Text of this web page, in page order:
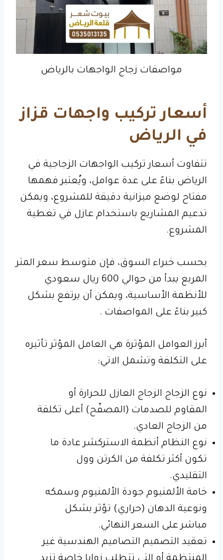
مواصفات زجاج الواجهات بالرياض
أسعار تركيب واجهات قزاز
في الرياض
تتفاوت أسعار تركيب الواجهات الزجاجية في
الرياض بناءً على عدة عوامل، ويُعتبر فهمها
مفتاح لوضع ميزانية دقيقة للمشروع، ويمكن
تدعيم المشاريع باستخدام عازل في تغطية
المشروع.
بحسب خبراء السوق، فإن متوسط سعر المتر
المربع يبدأ من حوالي 600 ريال سعودي
للأنظمة الأساسية، ويمكن أن يرتفع بشكل
كبير بناءً على المواصفات .
أبرز العوامل المؤثرة هي العامل المؤثر تأثيره
على التكلفة وتشمل الاتي:
نوع الزجاج الزجاج العازل للحرارة أو
المقاوم للصدمات (المصفّح) أعلى تكلفة
من الزجاج العادي.
نوع النظام أنظمة الاستركشر عادة ما
تكون أكثر تكلفة من الكرتن وول
التقليدي.
خامة الألمنيوم جودة الألمنيوم وسمكه
ونوعية الدهان (حراري) تؤثر بشكل
مباشر على السعر النهائي.
تعقيد التصميم التصاميم الهندسية غير